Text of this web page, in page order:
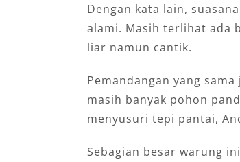
Dengan kata lain,
alami. Masih terlihat ada
liar namun cantik.
Pemandangan yang
masih banyak pohon
menyusuri tepi pantai,
Sebagian besar warung